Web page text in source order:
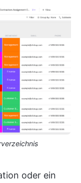
oder ein